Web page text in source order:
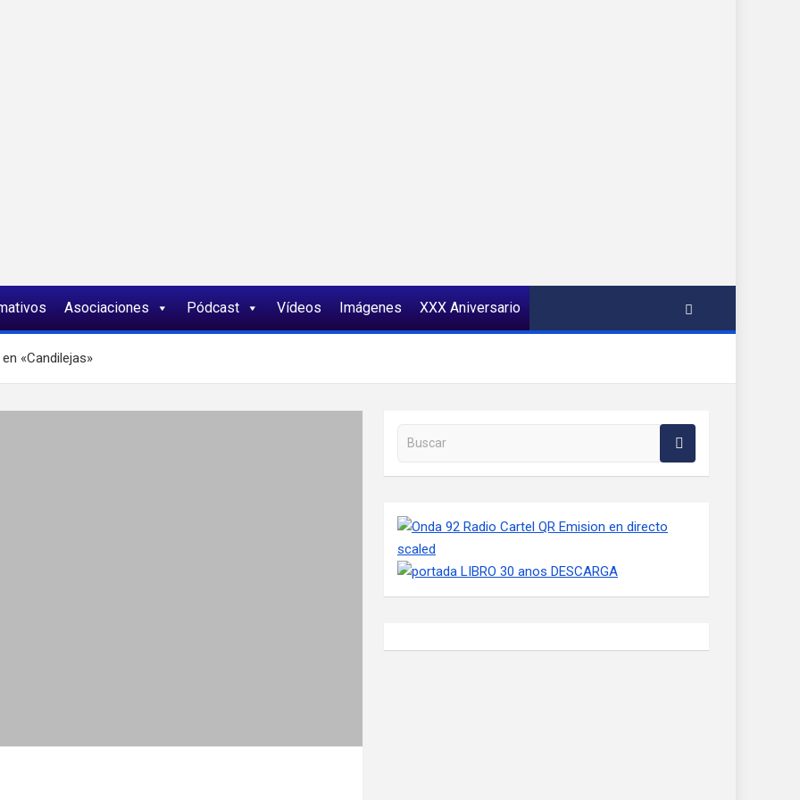
Asociaciones Pódcast Vídeos Imágenes XXX Aniversario
«Candilejas»
Buscar en la web